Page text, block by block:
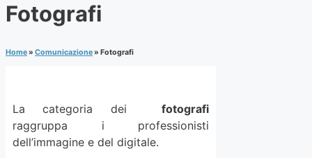
Fotografi
Home» Comunicazione» Fotografi
La categoria deifotografi
raggruppa i professionisti
dell’immagine e del digitale.